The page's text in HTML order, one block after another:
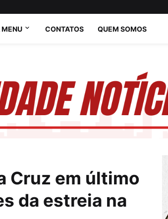
CONTATOS QUEM SOMOS
Cruz em último
da estreia na